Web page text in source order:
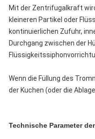
Mit der Zentrifugalkraft
kleineren Partikel oder
kontinuierlichen Zufuhr,
Durchgang zwischen der
Wenn die Füllung des
der Kuchen (oder die
Technische Parameter der